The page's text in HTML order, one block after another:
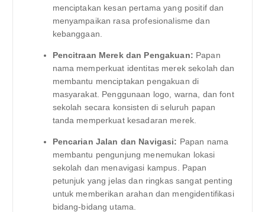
menciptakan kesan pertama yang positif dan
menyampaikan rasa profesionalisme dan
kebanggaan.
Pencitraan Merek dan Pengakuan: Papan
nama memperkuat identitas merek sekolah dan
membantu menciptakan pengakuan di
masyarakat. Penggunaan logo, warna, dan font
sekolah secara konsisten di seluruh papan
tanda memperkuat kesadaran merek.
Pencarian Jalan dan Navigasi: Papan nama
membantu pengunjung menemukan lokasi
sekolah dan menavigasi kampus. Papan
petunjuk yang jelas dan ringkas sangat penting
untuk memberikan arahan dan mengidentifikasi
bidang-bidang utama.